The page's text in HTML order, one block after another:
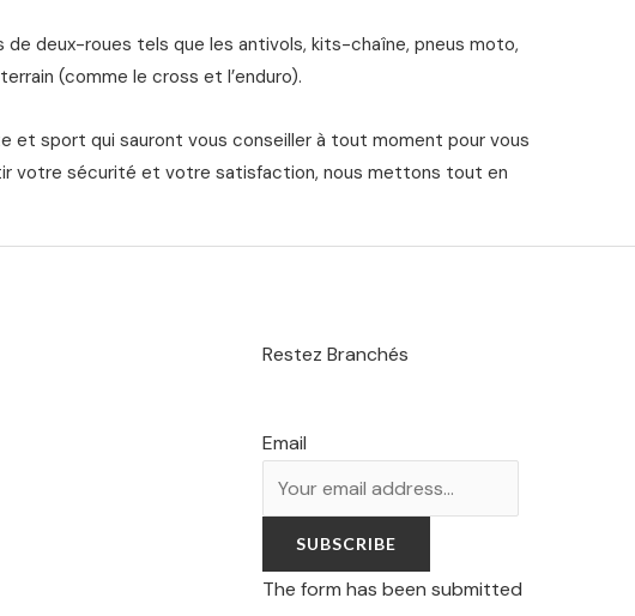
deux-roues tels que les antivols, kits-chaîne, pneus moto,
(comme le cross et l’enduro).
et sport qui sauront vous conseiller à tout moment pour vous
votre sécurité et votre satisfaction, nous mettons tout en
Restez Branchés
Email
SUBSCRIBE
The form has been submitted